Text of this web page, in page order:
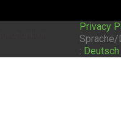
Privacy
Sprache/
: Deutsch